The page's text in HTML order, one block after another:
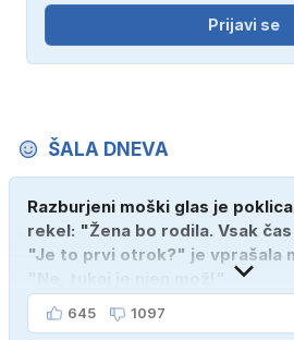
Prijavi se
ŠALA DNEVA
Razburjeni moški glas je
rekel: "Žena bo rodila. Vsak
"Je to prvi otrok?" je vprašala
645 1097